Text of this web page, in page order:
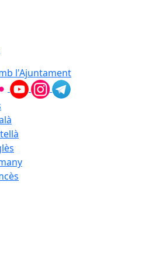
l'Ajuntament